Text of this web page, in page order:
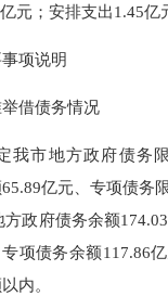
元；安排支出1.45亿
项说明
借债务情况
市地方政府债务限
亿元、专项债务
方政府债务余额
项债务余额117.86
内。